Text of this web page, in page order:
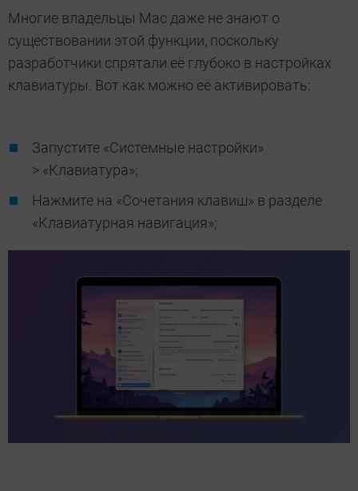
Многие владельцы Mac даже не знают о
существовании этой функции, поскольку
разработчики спрятали её глубоко в настройках
клавиатуры. Вот как можно её активировать:
Запустите «Системные настройки»
> «Клавиатура»;
Нажмите на «Сочетания клавиш» в разделе
«Клавиатурная навигация»;